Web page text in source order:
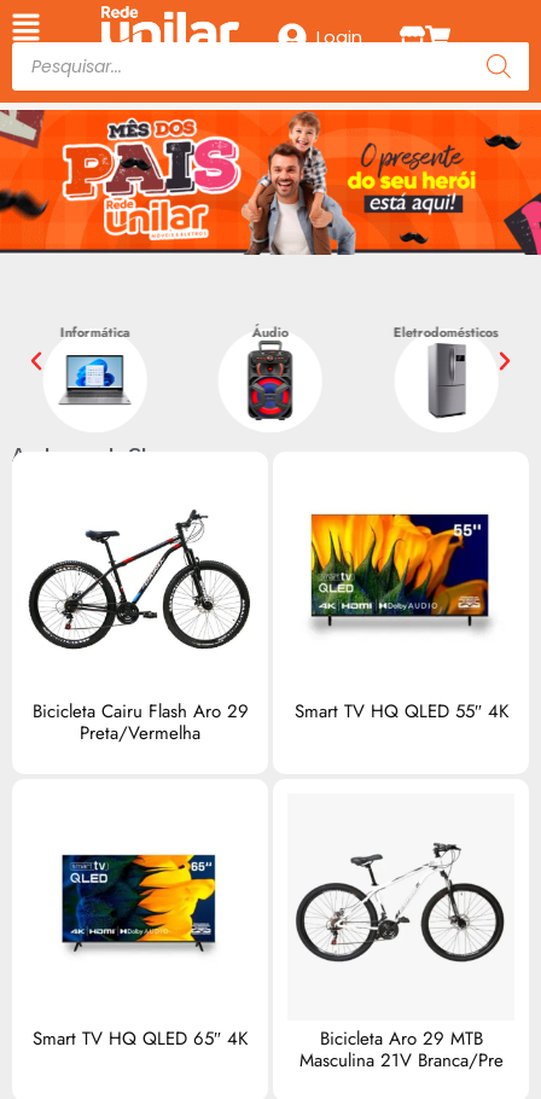
Login
Áudio Eletrodomésticos Climatização
Acabaram de Chegar
Bicicleta Cairu Flash Aro 29
Preta/Vermelha
Smart TV HQ QLED 55″ 4K
Smart TV HQ QLED 65″ 4K
Bicicleta Aro 29 MTB
Masculina 21V Branca/Pre